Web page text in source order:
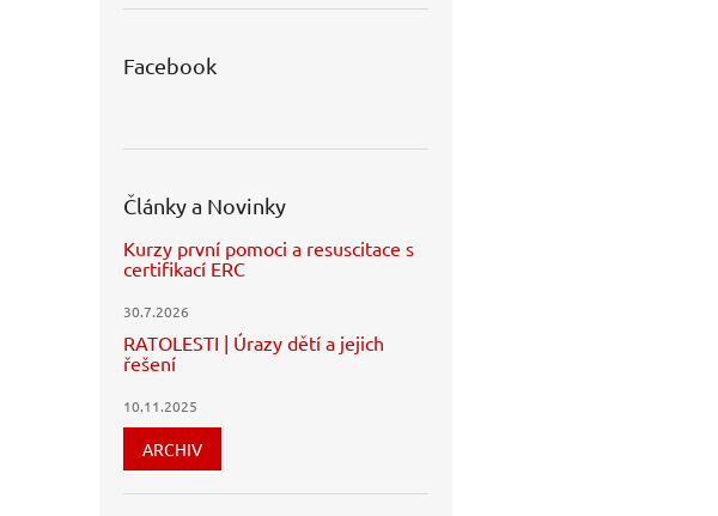
Facebook
Články a Novinky
Kurzy první pomoci a resuscitace s
certifikací ERC
30.7.2026
RATOLESTI | Úrazy dětí a jejich
řešení
10.11.2025
ARCHIV